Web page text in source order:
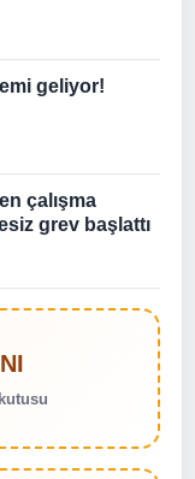
geliyor!
çalışma
grev başlattı